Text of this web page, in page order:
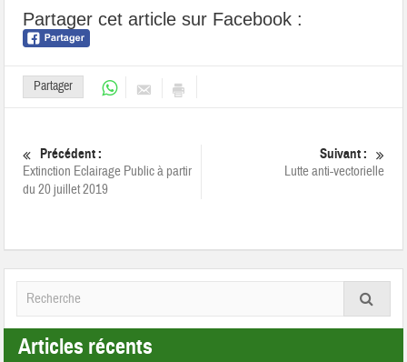
Partager cet article sur Facebook :
Partager
Précédent :
Extinction Eclairage Public à partir
du 20 juillet 2019
Suivant :
Lutte anti-vectorielle
Articles récents